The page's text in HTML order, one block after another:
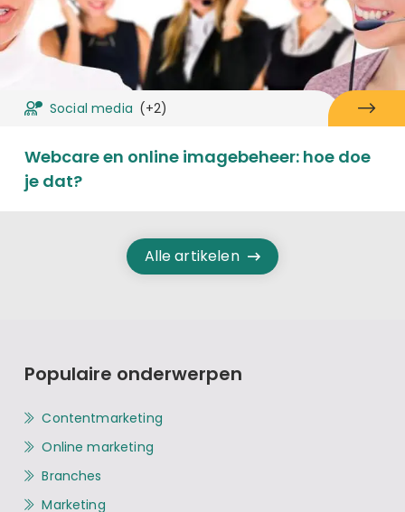
Social media (+2)
Webcare en online imagebeheer: hoe doe
je dat?
Alle artikelen
Populaire onderwerpen
Contentmarketing
Online marketing
Branches
Marketing